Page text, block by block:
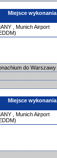
Miejsce wykonania
Munich Airport
do Warszawy
Miejsce wykonania
Munich Airport